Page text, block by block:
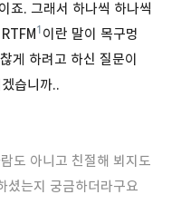
죠. 그래서 하나씩 하나씩
1이란 말이 목구멍
게 하려고 하신 질문이
습니까..
도 아니고 친절해 뵈지도
셨는지 궁금하더라구요